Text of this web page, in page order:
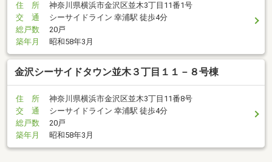
住 所
神奈川県横浜市金沢区並木3丁目11番1号
交 通
シーサイドライン 幸浦駅 徒歩4分
総戸数
20戸
築年月
昭和58年3月
金沢シーサイドタウン並木３丁目１１－８号棟
住 所
神奈川県横浜市金沢区並木3丁目11番8号
交 通
シーサイドライン 幸浦駅 徒歩4分
総戸数
20戸
築年月
昭和58年3月